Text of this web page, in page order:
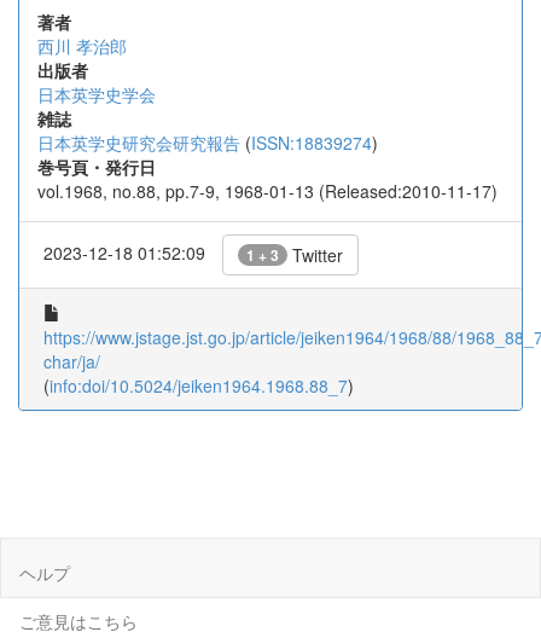
著者
西川 孝治郎
出版者
日本英学史学会
雑誌
日本英学史研究会研究報告 (ISSN:18839274)
巻号頁・発行日
vol.1968, no.88, pp.7-9, 1968-01-13 (Released:2010-11-17)
2023-12-18 01:52:09 1 + 3 Twitter
https://www.jstage.jst.go.jp/article/jeiken1964/1968/88/
char/ja/
(info:doi/10.5024/jeiken1964.1968.88_7)
ヘルプ
ご意見はこちら